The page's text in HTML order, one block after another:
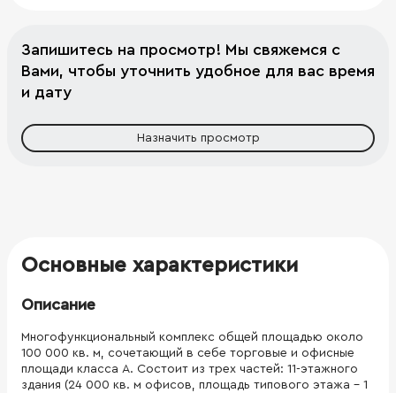
Запишитесь на просмотр! Мы свяжемся с
Вами, чтобы уточнить удобное для вас время
и дату
Назначить просмотр
Основные характеристики
Описание
Многофункциональный комплекс общей площадью около
100 000 кв. м, сочетающий в себе торговые и офисные
площади класса А. Состоит из трех частей: 11-этажного
здания (24 000 кв. м офисов, площадь типового этажа - 1